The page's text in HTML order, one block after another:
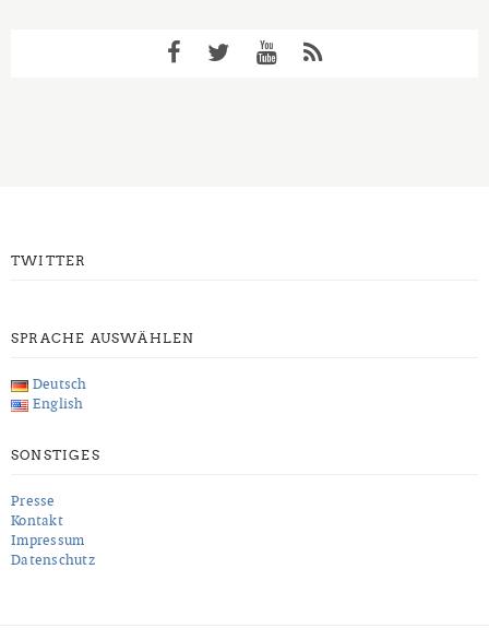
TWITTER
SPRACHE AUSWÄHLEN
Deutsch
English
SONSTIGES
Presse
Kontakt
Impressum
Datenschutz